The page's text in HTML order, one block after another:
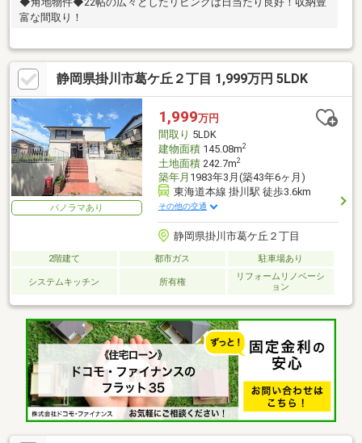
富な間取り！
静岡県掛川市葛ケ丘２丁目 1,999万円 5LDK
パノラマあり
1,999万円
間取り 5LDK
建物面積145.08m2
土地面積242.7m2
築年月 1983年3月(築43年6ヶ月)
東海道本線 掛川駅 徒歩3.6km
その他の交通
静岡県掛川市葛ケ丘２丁目
2階建て 都市ガス 駐車場あり
システムキッチン 所有権
リフォームリノベーシ
ョン